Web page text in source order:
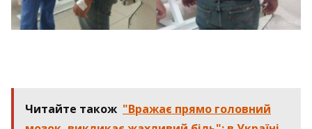
Читайте також "Вражає прямо головний